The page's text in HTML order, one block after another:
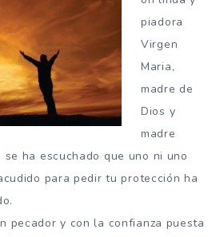
piadora
Virgen
Maria,
madre de
Dios y
madre
ha escuchado que uno ni uno
para pedir tu protección ha
pecador y con la confianza puesta